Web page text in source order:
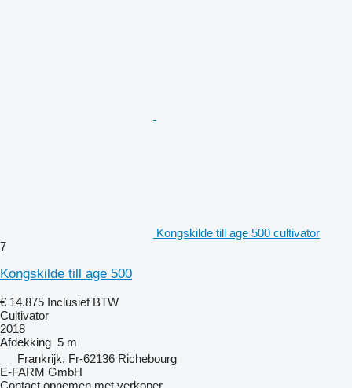
Kongskilde till age 500 cultivator
7
Kongskilde till age 500
€ 14.875 Inclusief BTW
Cultivator
2018
Afdekking 5 m
Frankrijk, Fr-62136 Richebourg
E-FARM GmbH
Contact opnemen met verkoper